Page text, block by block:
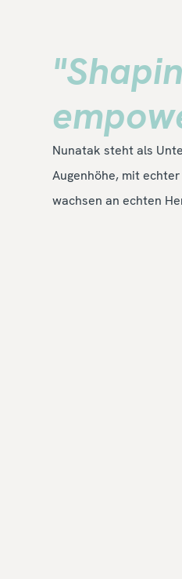
Nunatak steht als
Augenhöhe, mit
wachsen an echten